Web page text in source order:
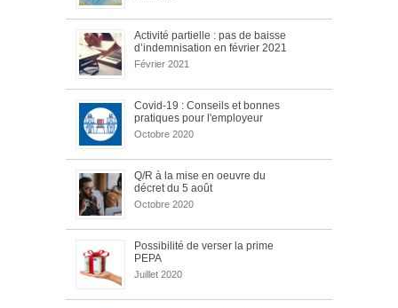
Activité partielle : pas de baisse
d’indemnisation en février 2021
Février 2021
Covid-19 : Conseils et bonnes
pratiques pour l'employeur
Octobre 2020
Q/R à la mise en oeuvre du
décret du 5 août
Octobre 2020
Possibilité de verser la prime
PEPA
Juillet 2020